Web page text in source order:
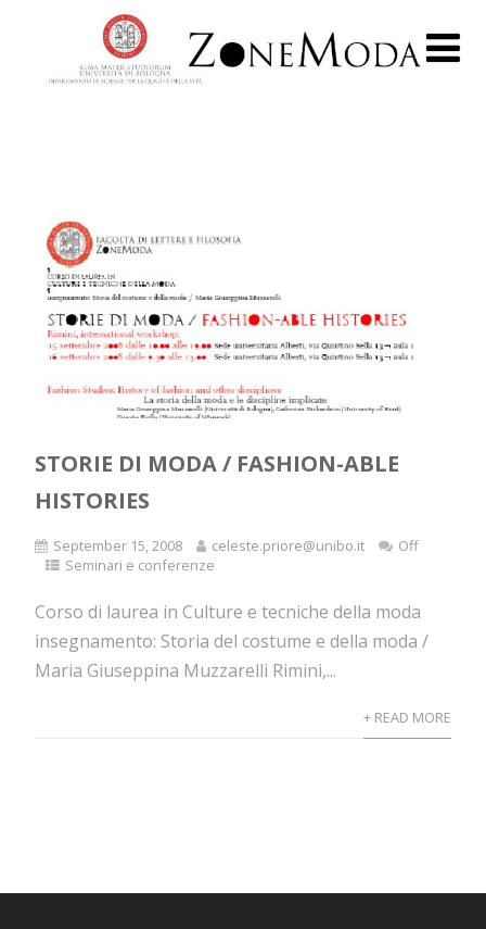
STORIE DI MODA / FASHION-ABLE
HISTORIES
September 15, 2008 celeste.priore@unibo.it
Off
Seminari e conferenze
Corso di laurea in Culture e tecniche della moda
insegnamento: Storia del costume e della moda /
Maria Giuseppina Muzzarelli Rimini,...
+ READ MORE